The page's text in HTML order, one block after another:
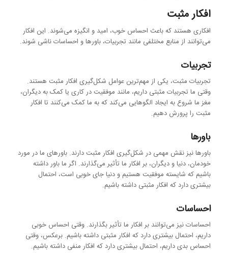
افکار مثبت
افکاری هستند که باعث احساس خوب، امید و انگیزه می‌شوند. این افکار
می‌توانند از منابع مختلفی مانند تجربیات، باورها و احساسات ناشی شوند.
تجربیات
تجربیات مثبت، یکی از مهم‌ترین عوامل شکل‌گیری افکار مثبت هستند.
وقتی ما تجربیات مثبتی داریم، مانند موفقیت در کاری یا کمک به دیگران،
مغز ما شروع به ایجاد الگوهایی می‌کند که به ما کمک می‌کنند تا افکار
مثبت را پرورش دهیم.
باورها
باورها نیز نقش مهمی در شکل‌گیری افکار مثبت دارند. باورهای ما در مورد
خودمان، دنیا و دیگران، بر افکار ما تأثیر می‌گذارند. اگر ما باور داشته
باشیم که شایسته موفقیت هستیم و دنیا جای خوبی است، احتمال
بیشتری دارد که افکار مثبتی داشته باشیم.
احساسات
احساسات نیز می‌توانند بر افکار ما تأثیر بگذارند. وقتی احساس خوبی
داریم، احتمال بیشتری دارد که افکار مثبتی داشته باشیم. برعکس، وقتی
احساس بدی داریم، احتمال بیشتری دارد که افکار منفی داشته باشیم.